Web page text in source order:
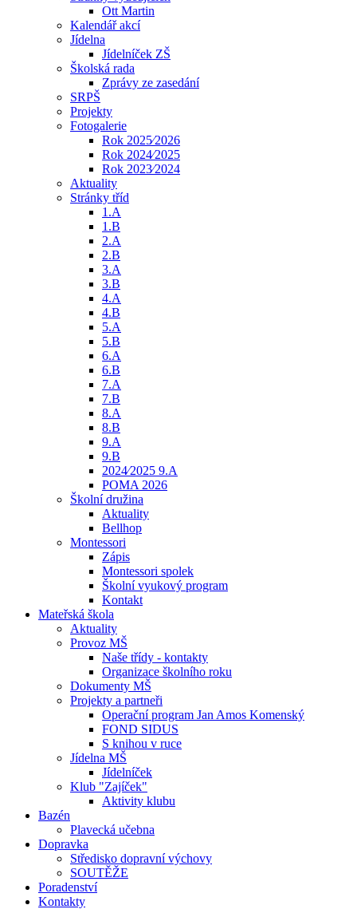
Ott Martin
Kalendář akcí
Jídelna
Jídelníček ZŠ
Školská rada
Zprávy ze zasedání
SRPŠ
Projekty
Fotogalerie
Rok 2025⁄2026
Rok 2024⁄2025
Rok 2023⁄2024
Aktuality
Stránky tříd
1.A
1.B
2.A
2.B
3.A
3.B
4.A
4.B
5.A
5.B
6.A
6.B
7.A
7.B
8.A
8.B
9.A
9.B
2024⁄2025 9.A
POMA 2026
Školní družina
Aktuality
Bellhop
Montessori
Zápis
Montessori spolek
Školní vyukový program
Kontakt
Mateřská škola
Aktuality
Provoz MŠ
Naše třídy - kontakty
Organizace školního roku
Dokumenty MŠ
Projekty a partneři
Operační program Jan Amos Komenský
FOND SIDUS
S knihou v ruce
Jídelna MŠ
Jídelníček
Klub "Zajíček"
Aktivity klubu
Bazén
Plavecká učebna
Dopravka
Středisko dopravní výchovy
SOUTĚŽE
Poradenství
Kontakty